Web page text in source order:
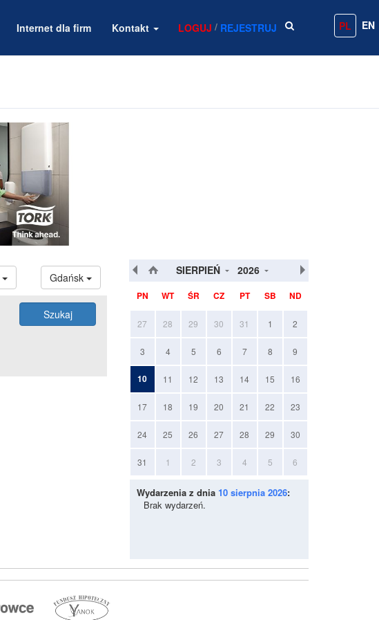
Internet dla firm Kontakt LOGUJ / REJESTRUJ PL EN
Gdańsk
SIERPIEŃ 2026
PN WT ŚR CZ PT SB ND
27 28 29 30 31 1 2
3 4 5 6 7 8 9
10 11 12 13 14 15 16
17 18 19 20 21 22 23
24 25 26 27 28 29 30
31 1 2 3 4 5 6
Wydarzenia z dnia 10 sierpnia 2026:
Brak wydarzeń.